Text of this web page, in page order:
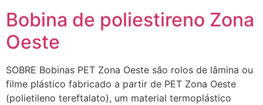
Bobina de poliestireno Zona
Oeste
SOBRE Bobinas PET Zona Oeste são rolos de lâmina ou
filme plástico fabricado a partir de PET Zona Oeste
(polietileno tereftalato), um material termoplástico